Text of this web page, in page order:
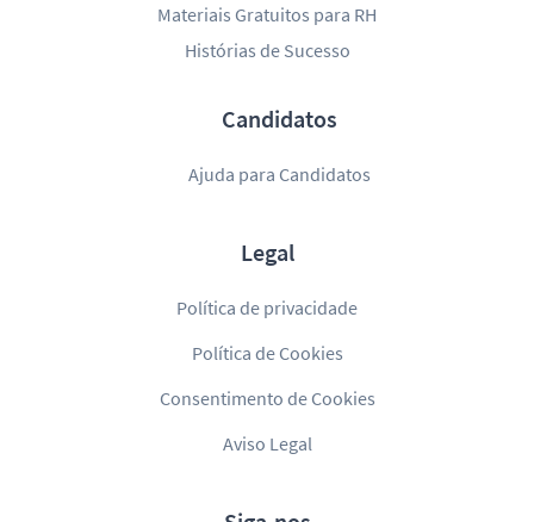
Materiais Gratuitos para RH
Histórias de Sucesso
Candidatos
Ajuda para Candidatos
Legal
Política de privacidade
Política de Cookies
Consentimento de Cookies
Aviso Legal